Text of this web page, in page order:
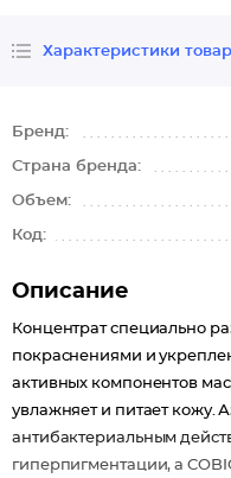
Характеристики
Бренд:
Страна бренда:
Объем:
Код:
Описание
Концентрат специально
покраснениями и
активных компонентов
увлажняет и питает кожу.
антибактериальным
гиперпигментации, а